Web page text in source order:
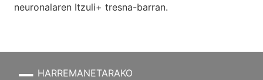
neuronalaren Itzuli+ tresna-barran.
HARREMANETARAKO